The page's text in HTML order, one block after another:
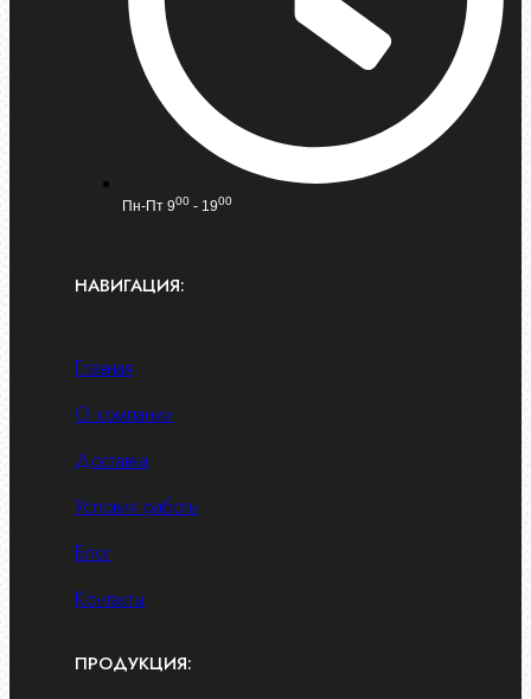
Пн-Пт 900 - 1900
НАВИГАЦИЯ:
Главная
О компании
Доставка
Условия работы
Блог
Контакты
ПРОДУКЦИЯ: